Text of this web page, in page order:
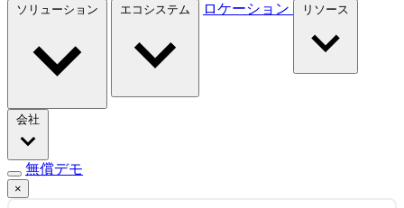
ロケーション
無償デモ
×